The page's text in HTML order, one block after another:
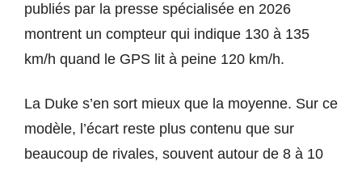
publiés par la presse spécialisée en 2026
montrent un compteur qui indique 130 à 135
km/h quand le GPS lit à peine 120 km/h.
La Duke s’en sort mieux que la moyenne. Sur ce
modèle, l’écart reste plus contenu que sur
beaucoup de rivales, souvent autour de 8 à 10